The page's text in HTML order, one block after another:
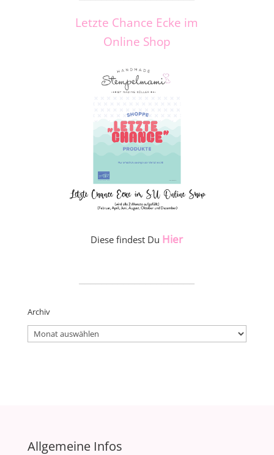
Letzte Chance Ecke im
Online Shop
Diese findest Du Hier
Archiv
Archiv
Allgemeine Infos